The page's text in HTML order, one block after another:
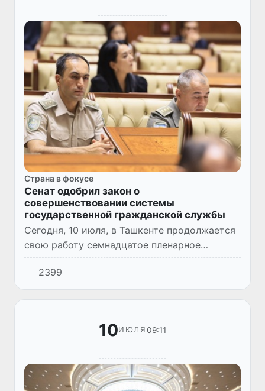
Страна в фокусе
Сенат одобрил закон о
совершенствовании системы
государственной гражданской службы
Сегодня, 10 июля, в Ташкенте продолжается
свою работу семнадцатое пленарное
заседание Сената Олий Мажлиса.
2399
10ИЮЛЯ 09:11